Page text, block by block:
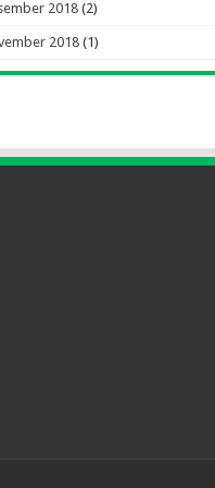
2018(2)
2018 (1)